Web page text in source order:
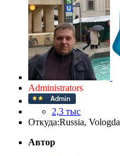
Administrators
2,3 тыс
Откуда:Russia, Vologda
Автор